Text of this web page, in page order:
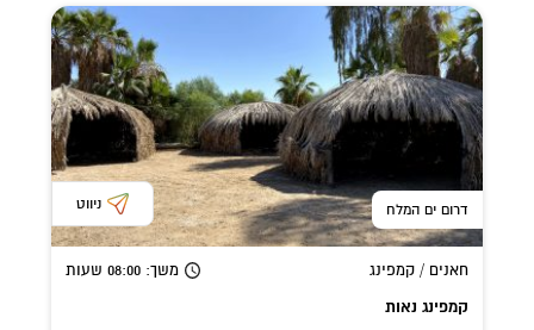
דרום ים המלח ניווט
חאנים / קמפינג משך: 08:00 שעות
קמפינג נאות